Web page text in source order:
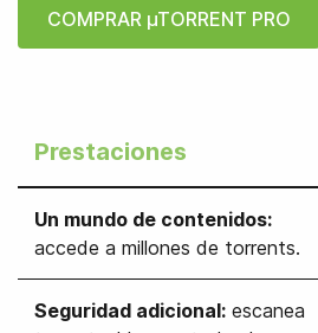
COMPRAR µTORRENT PRO
Prestaciones
Un mundo de contenidos:
accede a millones de torrents.
Seguridad adicional: escanea